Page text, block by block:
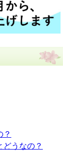
？
うなの？